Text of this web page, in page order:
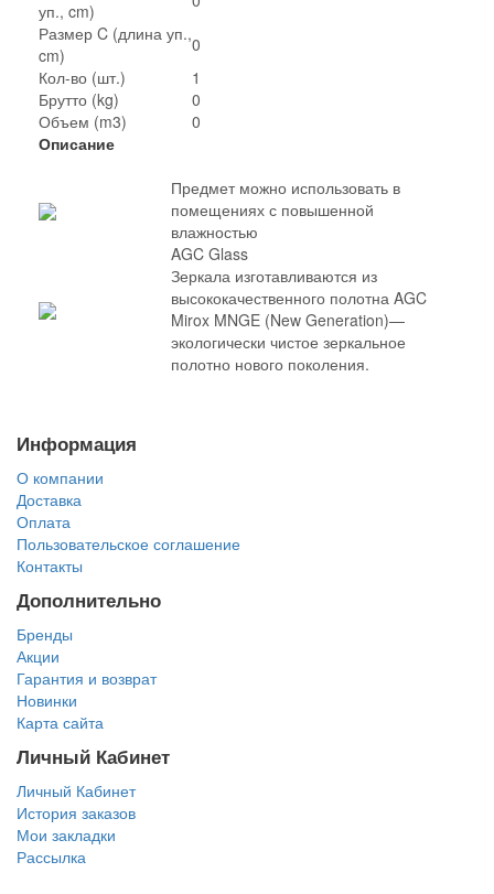
уп., cm)
Размер C (длина уп.,
cm)
0
Кол-во (шт.)
1
Брутто (kg)
0
Объем (m3)
0
Описание
Предмет можно использовать в
помещениях с повышенной
влажностью
AGC Glass
Зеркала изготавливаются из
высококачественного полотна AGC
Mirox MNGE (New Generation)—
экологически чистое зеркальное
полотно нового поколения.
Информация
О компании
Доставка
Оплата
Пользовательское соглашение
Контакты
Дополнительно
Бренды
Акции
Гарантия и возврат
Новинки
Карта сайта
Личный Кабинет
Личный Кабинет
История заказов
Мои закладки
Рассылка